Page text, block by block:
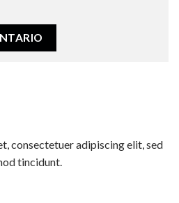
consectetuer adipiscing elit, sed
tincidunt.